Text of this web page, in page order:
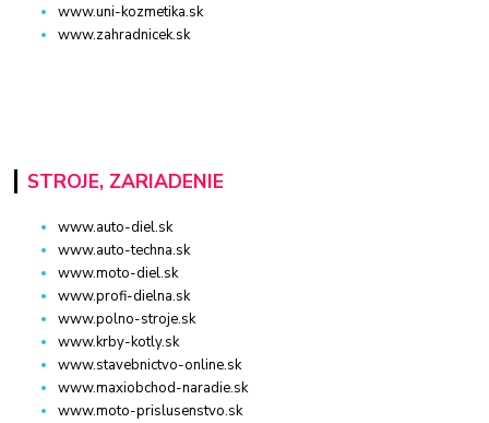
www.uni-kozmetika.sk
www.zahradnicek.sk
STROJE, ZARIADENIE
www.auto-diel.sk
www.auto-techna.sk
www.moto-diel.sk
www.profi-dielna.sk
www.polno-stroje.sk
www.krby-kotly.sk
www.stavebnictvo-online.sk
www.maxiobchod-naradie.sk
www.moto-prislusenstvo.sk